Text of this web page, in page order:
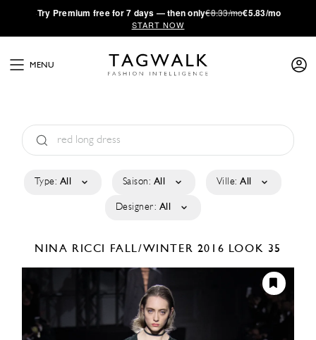
·Try Premium free for 7 days — then only€8.33/mo€5.83/mo
START NOW
MENU
Type: All Saison: All Ville: All
Designer: All
NINA RICCI FALL/WINTER 2016 LOOK 35